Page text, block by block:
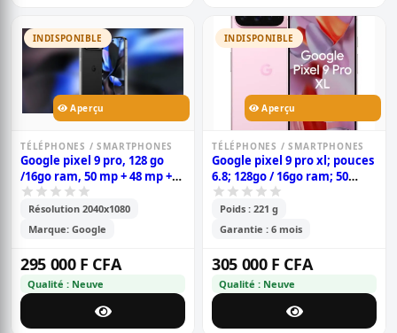
INDISPONIBLE
Aperçu
TÉLÉPHONES / SMARTPHONES
Google pixel 9 pro, 128 go
/16go ram, 50 mp + 48 mp +
48 mp / 42 mp, 6.3\'\' 4700
mah, garantie 6 mois
Résolution 2040x1080
Marque: Google
295 000 F CFA
Qualité : Neuve
INDISPONIBLE
Aperçu
TÉLÉPHONES / SMARTPHONES
Google pixel 9 pro xl; pouces
6.8; 128go / 16go ram; 50
mp+48 mp+48 mp / 42 mp; 5
060 mah; garantie 6 mois;
Poids : 221 g
Garantie : 6 mois
305 000 F CFA
Qualité : Neuve